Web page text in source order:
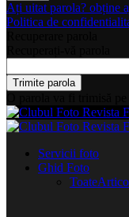
Ați uitat parola? obține
Politica de
Servicii foto
Ghid Foto
Toate